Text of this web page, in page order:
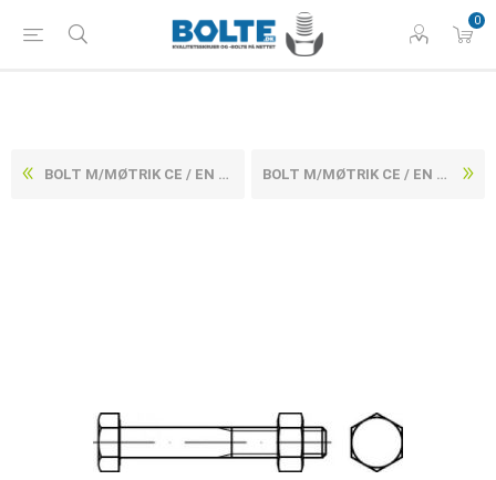
0
BOLT M/MØTRIK CE / EN 154292 ELFORZINKET STÅL KL. 4.8 M12X500 (25 STK) BOLT M/MØTRIK CE / EN 154292 ELFORZINKET STÅL KL. 4.8 M12X540 (25 STK)